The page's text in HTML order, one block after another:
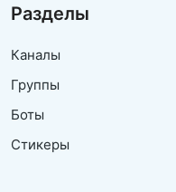
Разделы
Каналы
Группы
Боты
Стикеры